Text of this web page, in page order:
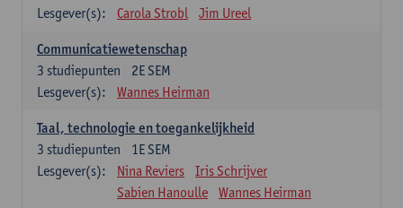
Lesgever(s):
Carola Strobl Jim Ureel
Communicatiewetenschap
2E SEM
3 studiepunten
Lesgever(s):
Wannes Heirman
Taal, technologie en toegankelijkheid
1E SEM
3 studiepunten
Lesgever(s):
Nina Reviers
Iris Schrijver
Sabien Hanoulle
Wannes Heirman